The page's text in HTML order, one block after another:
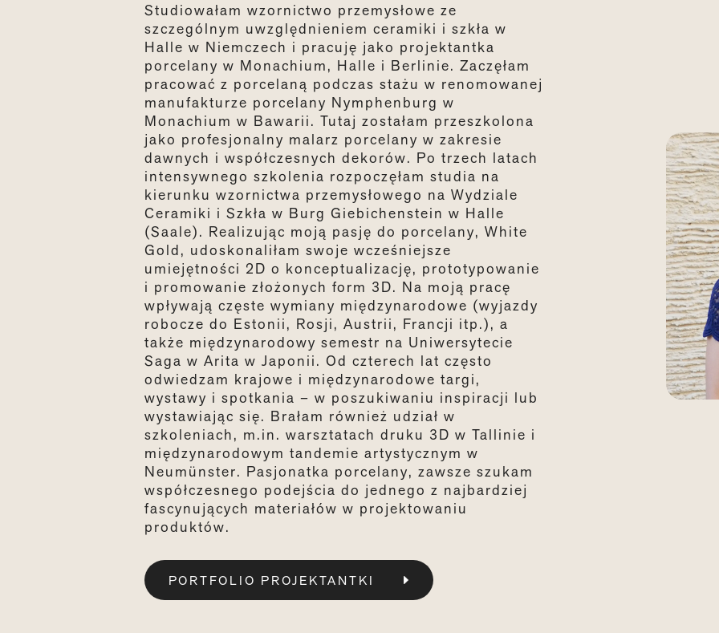
Studiowałam wzornictwo przemysłowe ze
szczególnym uwzględnieniem ceramiki i szkła w
Halle w Niemczech i pracuję jako projektantka
porcelany w Monachium, Halle i Berlinie. Zaczęłam
pracować z porcelaną podczas stażu w renomowanej
manufakturze porcelany Nymphenburg w
Monachium w Bawarii. Tutaj zostałam przeszkolona
jako profesjonalny malarz porcelany w zakresie
dawnych i współczesnych dekorów. Po trzech latach
intensywnego szkolenia rozpoczęłam studia na
kierunku wzornictwa przemysłowego na Wydziale
Ceramiki i Szkła w Burg Giebichenstein w Halle
(Saale). Realizując moją pasję do porcelany, White
Gold, udoskonaliłam swoje wcześniejsze
umiejętności 2D o konceptualizację, prototypowanie
i promowanie złożonych form 3D. Na moją pracę
wpływają częste wymiany międzynarodowe (wyjazdy
robocze do Estonii, Rosji, Austrii, Francji itp.), a
także międzynarodowy semestr na Uniwersytecie
Saga w Arita w Japonii. Od czterech lat często
odwiedzam krajowe i międzynarodowe targi,
wystawy i spotkania – w poszukiwaniu inspiracji lub
wystawiając się. Brałam również udział w
szkoleniach, m.in. warsztatach druku 3D w Tallinie i
międzynarodowym tandemie artystycznym w
Neumünster. Pasjonatka porcelany, zawsze szukam
współczesnego podejścia do jednego z najbardziej
fascynujących materiałów w projektowaniu
produktów.
PORTFOLIO PROJEKTANTKI